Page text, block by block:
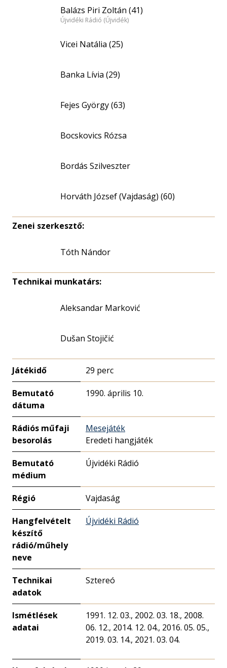
Balázs Piri Zoltán (41)
Újvidéki Rádió (Újvidék)
Vicei Natália (25)
Banka Lívia (29)
Fejes György (63)
Bocskovics Rózsa
Bordás Szilveszter
Horváth József (Vajdaság) (60)
Zenei szerkesztő:
Tóth Nándor
Technikai munkatárs:
Aleksandar Marković
Dušan Stojičić
Játékidő 29 perc
Bemutató
dátuma
1990. április 10.
Rádiós műfaji
besorolás
Mesejáték
Eredeti hangjáték
Bemutató
médium
Újvidéki Rádió
Régió Vajdaság
Hangfelvételt
készítő
rádió/műhely
neve
Újvidéki Rádió
Technikai
adatok
Sztereó
Ismétlések
adatai
1991. 12. 03., 2002. 03. 18., 2008.
06. 12., 2014. 12. 04., 2016. 05. 05.,
2019. 03. 14., 2021. 03. 04.